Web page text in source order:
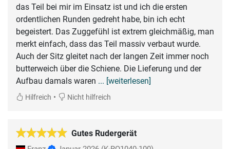
das Teil bei mir im Einsatz ist und ich die ersten
ordentlichen Runden gedreht habe, bin ich echt
begeistert. Das Zuggefühl ist extrem gleichmäßig, man
merkt einfach, dass das Teil massiv verbaut wurde.
Auch der Sitz gleitet nach der langen Zeit immer noch
butterweich über die Schiene. Die Lieferung und der
Aufbau damals waren ... [weiterlesen]
Hilfreich • Nicht hilfreich
Gutes Rudergerät